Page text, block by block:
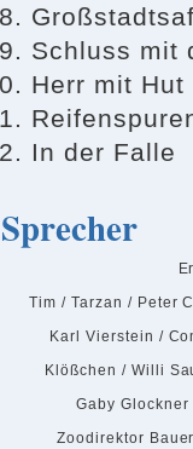
Schluss mit
Herr mit Hut
In der Falle
Sprecher
Tim / Tarzan / Peter
Karl Vierstein /
Klößchen / Willi
Gaby Glockner
Zoodirektor